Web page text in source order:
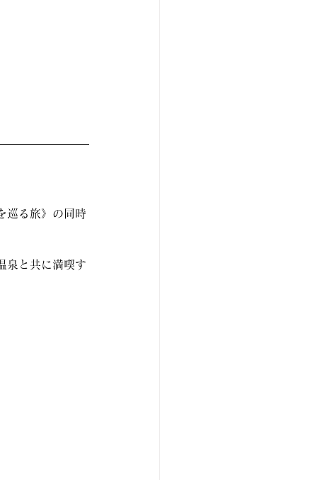
巡る旅》の同時
泉と共に満喫す